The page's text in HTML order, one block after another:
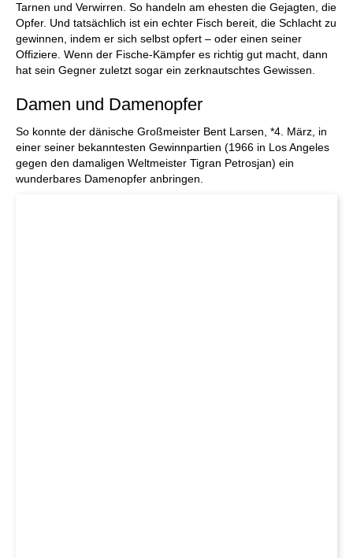
Tarnen und Verwirren. So handeln am ehesten die Gejagten, die
Opfer. Und tatsächlich ist ein echter Fisch bereit, die Schlacht zu
gewinnen, indem er sich selbst opfert – oder einen seiner
Offiziere. Wenn der Fische-Kämpfer es richtig gut macht, dann
hat sein Gegner zuletzt sogar ein zerknautschtes Gewissen.
Damen und Damenopfer
So konnte der dänische Großmeister Bent Larsen, *4. März, in
einer seiner bekanntesten Gewinnpartien (1966 in Los Angeles
gegen den damaligen Weltmeister Tigran Petrosjan) ein
wunderbares Damenopfer anbringen.